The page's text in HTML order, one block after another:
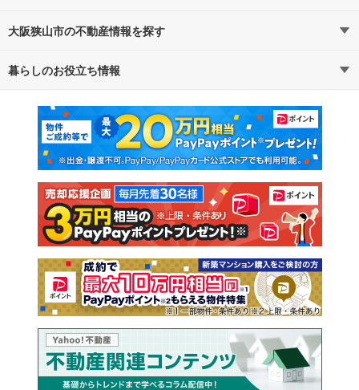
路線・駅から探す
通勤・通学時間から探す
大阪狭山市の不動産情報を探す
不動産・住宅
新築マンション 中古マンション
新築一戸建て 中古一戸建て
注文住宅 土地
売却査定
暮らしのお役立ち情報
マンションカタログ 教えて！住まいの先生